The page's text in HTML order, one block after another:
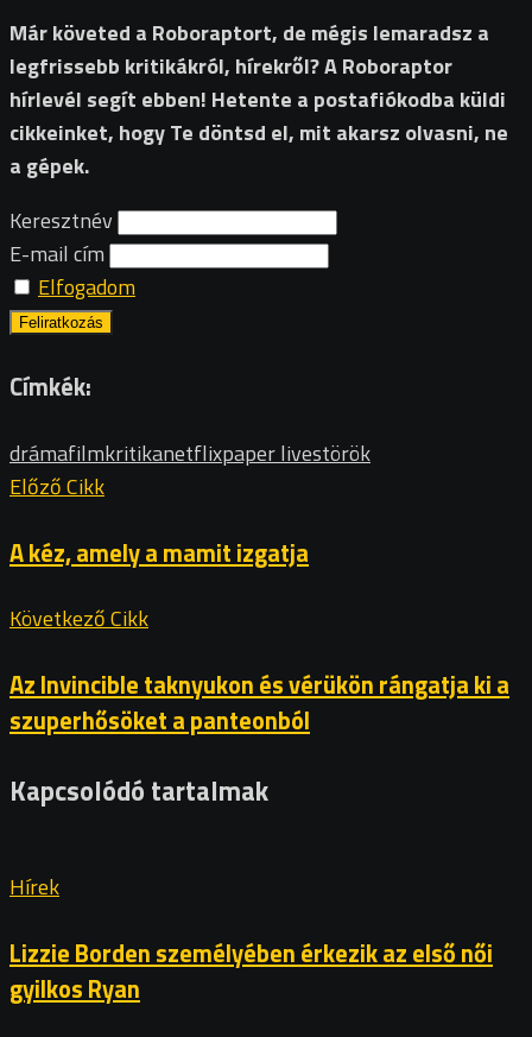
Már követed a Roboraptort, de mégis lemaradsz a
legfrissebb kritikákról, hírekről? A Roboraptor
hírlevél segít ebben! Hetente a postafiókodba küldi
cikkeinket, hogy Te döntsd el, mit akarsz olvasni, ne
a gépek.
Keresztnév
E-mail cím
Elfogadom
Címkék:
drámafilmkritikanetflixpaper livestörök
Előző Cikk
A kéz, amely a mamit izgatja
Következő Cikk
Az Invincible taknyukon és vérükön rángatja ki a
szuperhősöket a panteonból
Kapcsolódó tartalmak
Hírek
Lizzie Borden személyében érkezik az első női
gyilkos Ryan